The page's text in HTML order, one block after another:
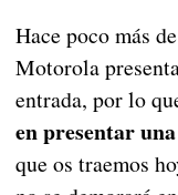
Hace poco más
Motorola
entrada, por lo
en presentar
que os traemos